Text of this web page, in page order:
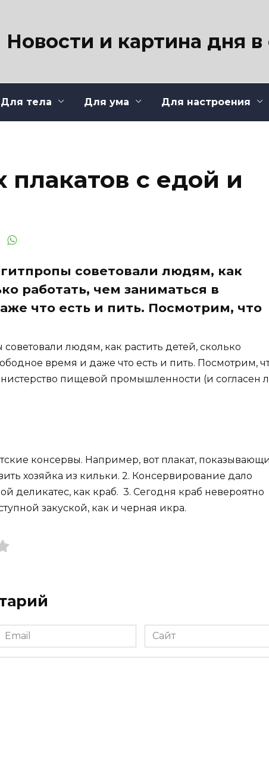
Новости и картина дня
Для тела Для ума Для настроения
плакатов с едой и
советовали людям, как
работать, чем заниматься в
что есть и пить. Посмотрим, что
людям, как растить детей, сколько
время и даже что есть и пить. Посмотрим,
пищевой промышленности (и согласен
консервы. Например, вот плакат,
хозяйка из кильки. 2. Консервирование дало
деликатес, как краб. 3. Сегодня краб невероятно
закуской, как и черная икра.
Email
Сайт